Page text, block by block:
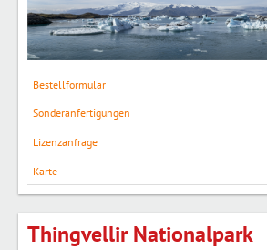
Bestellformular
Sonderanfertigungen
Lizenzanfrage
Karte
Thingvellir Nationalpark